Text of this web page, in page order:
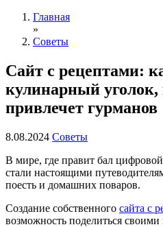
Главная
»
Советы
Сайт с рецептами:
кулинарный
привлечет гурманов
8.08.2024 Советы
В мире, где правит бал
стали настоящими
поесть и домашних поваров.
Создание собственного сайта с
возможность поделиться